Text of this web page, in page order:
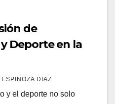
de
Deporte en la
DIAZ
y el deporte no solo